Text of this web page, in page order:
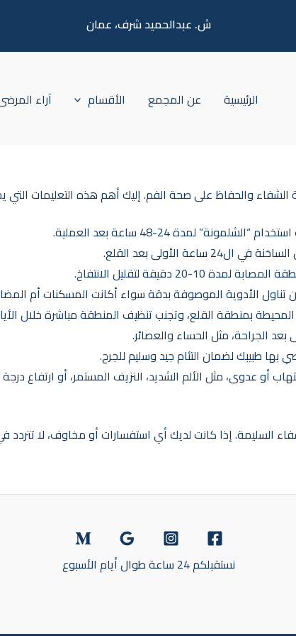
ش. عبدالحميد شرف، عمان
الرئيسية عن المجمع الأقسام آراء
الشفاء والحفاظ على صحة الفم. إليك أهم هذه التعليمات التي
لمدة 24-48 ساعة بعد العملية.
الأولى بعد القلع.
دقيقة لتقليل الانتفاخ.
تناول الأدوية الموصوفة بدقة سواء أكانت المسكنات أم
بمنطقة القلع، وتجنب تنظيف المنطقة مباشرة خلال
بعد الجراحة، مثل الحساء والعصائر.
بها طبيبك لضمان التئام جيد وسليم للجرح.
أو عدوى، مثل الألم الشديد، النزيف المستمر، أو ارتفاع
السليمة. إذا كانت لديك أي استفسارات أو مخاوف، لا تتردد
نستقبلكم 24 ساعة طوال أيام الأسبوع